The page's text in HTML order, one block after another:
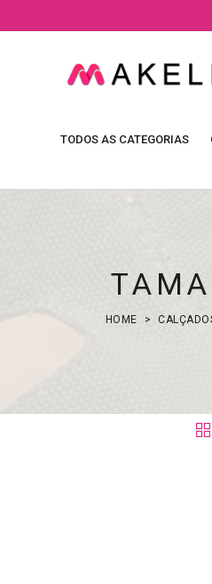
TODOS AS CATEGORIAS
HOME